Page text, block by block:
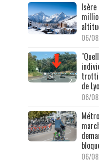
Isère
06/
de
06/
06/